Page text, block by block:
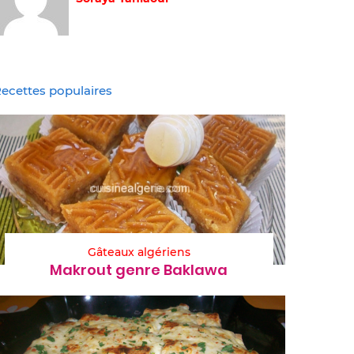
populaires
Gâteaux algériens
Makrout genre Baklawa